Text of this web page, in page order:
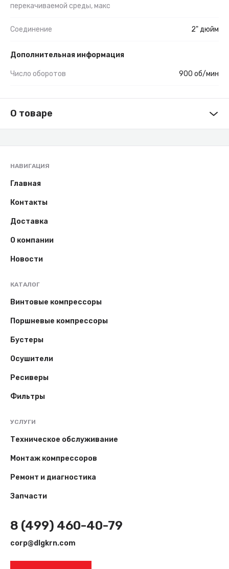
перекачиваемой среды, макс
Соединение 2" дюйм
Дополнительная информация
Число оборотов 900 об/мин
О товаре
НАВИГАЦИЯ
Главная
Контакты
Доставка
О компании
Новости
КАТАЛОГ
Винтовые компрессоры
Поршневые компрессоры
Бустеры
Осушители
Ресиверы
Фильтры
УСЛУГИ
Техническое обслуживание
Монтаж компрессоров
Ремонт и диагностика
Запчасти
8 (499) 460-40-79
corp@dlgkrn.com